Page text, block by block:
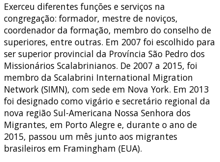
Exerceu diferentes funções e serviços na
congregação: formador, mestre de noviços,
coordenador da formação, membro do conselho de
superiores, entre outras. Em 2007 foi escolhido para
ser superior provincial da Província São Pedro dos
Missionários Scalabrinianos. De 2007 a 2015, foi
membro da Scalabrini International Migration
Network (SIMN), com sede em Nova York. Em 2013
foi designado como vigário e secretário regional da
nova região Sul-Americana Nossa Senhora dos
Migrantes, em Porto Alegre e, durante o ano de
2015, passou um mês junto aos migrantes
brasileiros em Framingham (EUA).